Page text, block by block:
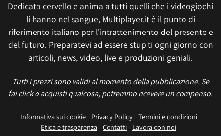
Dedicato cervello e anima a tutti quelli che i videogiochi
li hanno nel sangue, Multiplayer.it è il punto di
riferimento italiano per l'intrattenimento del presente e
del futuro. Preparatevi ad essere stupiti ogni giorno con
articoli, news, video, live e produzioni geniali.
Tutti i prezzi sono validi al momento della pubblicazione. Se
fai click o acquisti qualcosa, potremmo ricevere un compenso.
Informativa sui cookie Privacy Policy
Termini e condizioni
Etica e trasparenza Contatti
Lavora con noi